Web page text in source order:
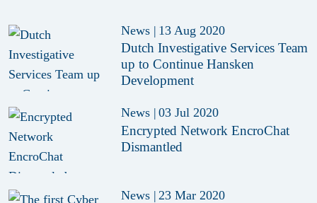
News | 13 Aug 2020
Dutch Investigative Services Team
up to Continue Hansken
Development
News | 03 Jul 2020
Encrypted Network EncroChat
Dismantled
News | 23 Mar 2020